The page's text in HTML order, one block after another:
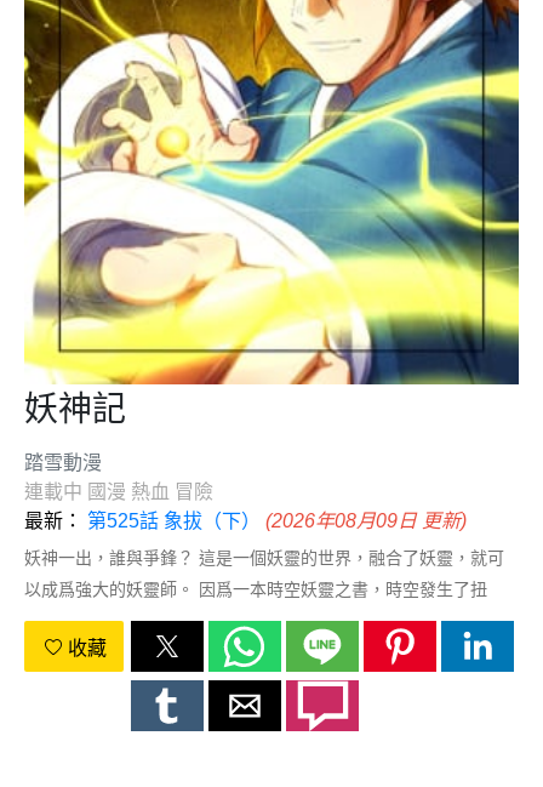
妖神記
踏雪動漫
連載中 國漫 熱血 冒險
最新： 第525話 象拔（下） (2026年08月09日 更新)
妖神一出，誰與爭鋒？ 這是一個妖靈的世界，融合了妖靈，就可
以成爲強大的妖靈師。 因爲一本時空妖靈之書，時空發生了扭
轉，當一切重新開始之時，命運之輪緩緩轉動。
收藏